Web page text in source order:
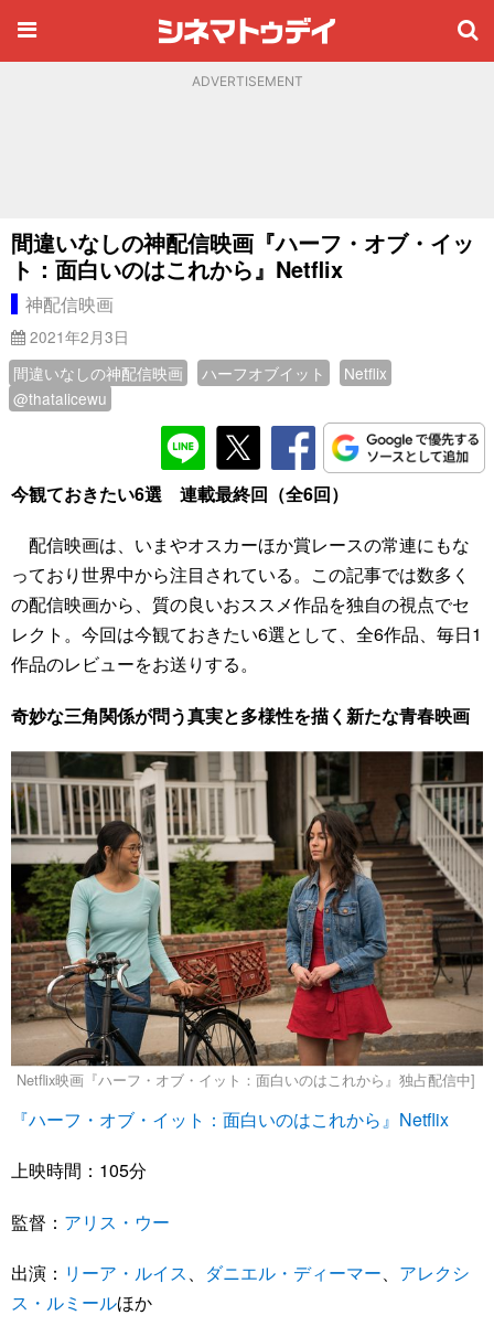
ADVERTISEMENT
間違いなしの神配信映画『ハーフ・オブ・イッ
ト：面白いのはこれから』Netflix
神配信映画
2021年2月3日
間違いなしの神配信映画
ハーフオブイット
Netflix
@thatalicewu
今観ておきたい6選 連載最終回（全6回）
配信映画は、いまやオスカーほか賞レースの常連にもな
っており世界中から注目されている。この記事では数多く
の配信映画から、質の良いおススメ作品を独自の視点でセ
レクト。今回は今観ておきたい6選として、全6作品、毎日1
作品のレビューをお送りする。
奇妙な三角関係が問う真実と多様性を描く新たな青春映画
Netflix映画『ハーフ・オブ・イット：面白いのはこれから』独占配信中]
『ハーフ・オブ・イット：面白いのはこれから』Netflix
上映時間：105分
監督： アリス・ウー
出演： リーア・ルイス、 ダニエル・ディーマー、 アレクシ
ス・ルミールほか